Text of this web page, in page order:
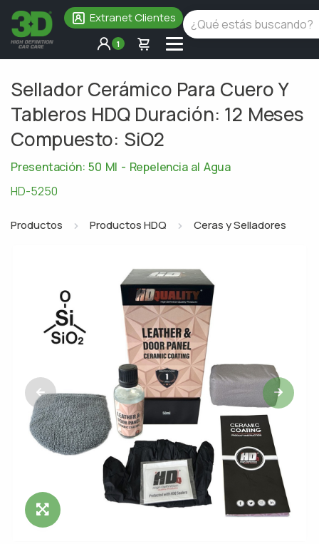
Extranet Clientes
1
Sellador Cerámico Para Cuero Y
Tableros HDQ Duración: 12 Meses
Compuesto: SiO2
Presentación: 50 Ml - Repelencia al Agua
HD-5250
Productos Productos HDQ Ceras y Selladores
Click para ampliar